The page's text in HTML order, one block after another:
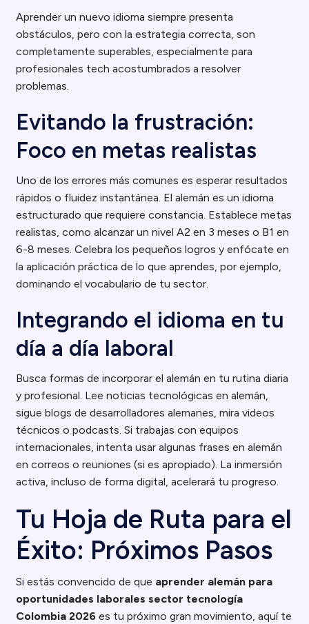
Aprender un nuevo idioma siempre presenta
obstáculos, pero con la estrategia correcta, son
completamente superables, especialmente para
profesionales tech acostumbrados a resolver
problemas.
Evitando la frustración:
Foco en metas realistas
Uno de los errores más comunes es esperar resultados
rápidos o fluidez instantánea. El alemán es un idioma
estructurado que requiere constancia. Establece metas
realistas, como alcanzar un nivel A2 en 3 meses o B1 en
6-8 meses. Celebra los pequeños logros y enfócate en
la aplicación práctica de lo que aprendes, por ejemplo,
dominando el vocabulario de tu sector.
Integrando el idioma en tu
día a día laboral
Busca formas de incorporar el alemán en tu rutina diaria
y profesional. Lee noticias tecnológicas en alemán,
sigue blogs de desarrolladores alemanes, mira videos
técnicos o podcasts. Si trabajas con equipos
internacionales, intenta usar algunas frases en alemán
en correos o reuniones (si es apropiado). La inmersión
activa, incluso de forma digital, acelerará tu progreso.
Tu Hoja de Ruta para el
Éxito: Próximos Pasos
Si estás convencido de que aprender alemán para
oportunidades laborales sector tecnología
Colombia 2026 es tu próximo gran movimiento, aquí te